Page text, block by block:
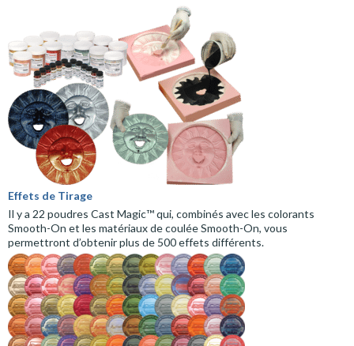
Effets de Tirage
Il y a 22 poudres Cast Magic™ qui, combinés avec les colorants
Smooth-On et les matériaux de coulée Smooth-On, vous
permettront d’obtenir plus de 500 effets différents.